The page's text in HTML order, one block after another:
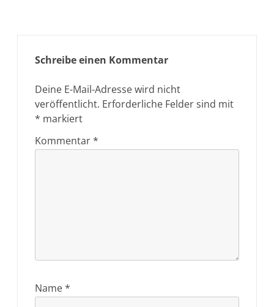
Schreibe einen Kommentar
Deine E-Mail-Adresse wird nicht
veröffentlicht. Erforderliche Felder sind mit
* markiert
Kommentar*
Name*